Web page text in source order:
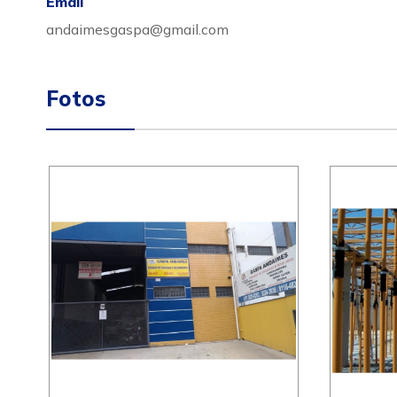
andaimesgaspa@gmail.com
Fotos